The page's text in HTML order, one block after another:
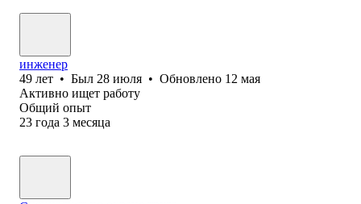
инженер
49 лет • Был 28 июля • Обновлено 12 мая
Активно ищет работу
Общий опыт
23 года 3 месяца